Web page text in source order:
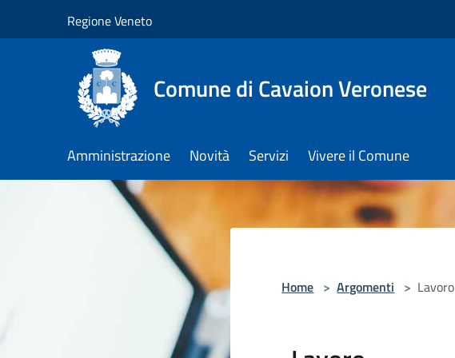
Regione Veneto
Comune di Cavaion Veronese
Amministrazione Novità Servizi Vivere il Comune
Home > Argomenti > Lavoro